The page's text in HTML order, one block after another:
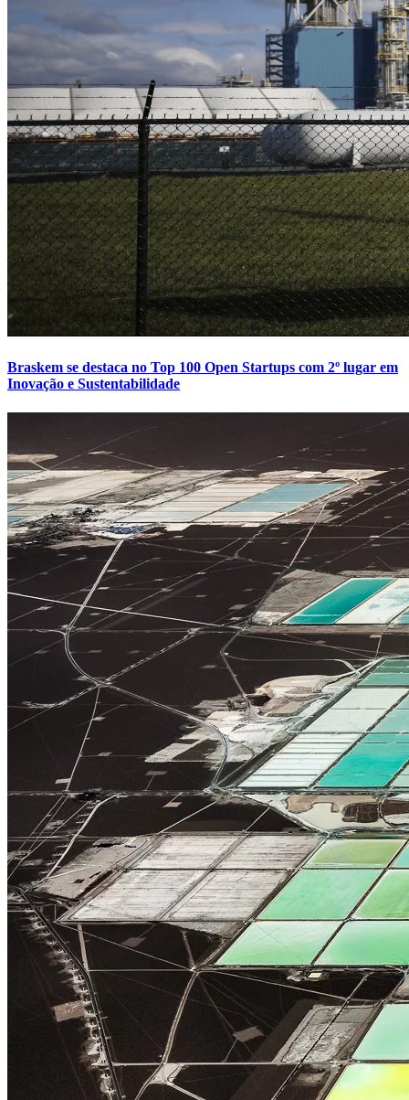
Braskem se destaca no Top 100 Open Startups com 2º lugar em
Inovação e Sustentabilidade